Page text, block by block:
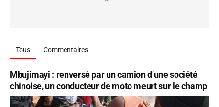
Tous Commentaires
Mbujimayi : renversé par un camion d’une société
chinoise, un conducteur de moto meurt sur le champ